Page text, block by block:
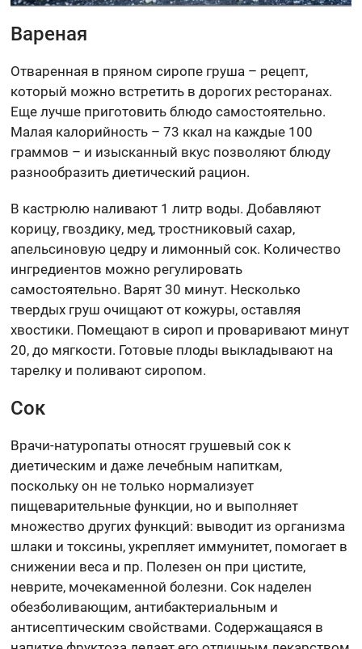
Вареная
Отваренная в пряном сиропе груша – рецепт,
который можно встретить в дорогих ресторанах.
Еще лучше приготовить блюдо самостоятельно.
Малая калорийность – 73 ккал на каждые 100
граммов – и изысканный вкус позволяют блюду
разнообразить диетический рацион.
В кастрюлю наливают 1 литр воды. Добавляют
корицу, гвоздику, мед, тростниковый сахар,
апельсиновую цедру и лимонный сок. Количество
ингредиентов можно регулировать
самостоятельно. Варят 30 минут. Несколько
твердых груш очищают от кожуры, оставляя
хвостики. Помещают в сироп и проваривают минут
20, до мягкости. Готовые плоды выкладывают на
тарелку и поливают сиропом.
Сок
Врачи-натуропаты относят грушевый сок к
диетическим и даже лечебным напиткам,
поскольку он не только нормализует
пищеварительные функции, но и выполняет
множество других функций: выводит из организма
шлаки и токсины, укрепляет иммунитет, помогает в
снижении веса и пр. Полезен он при цистите,
неврите, мочекаменной болезни. Сок наделен
обезболивающим, антибактериальным и
антисептическим свойствами. Содержащаяся в